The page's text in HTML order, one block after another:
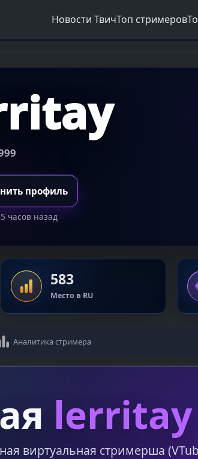
Новости ТвичТоп стримеров
профиль
часов назад
583
Место в RU
Аналитика стримера
lerritay
виртуальная стримерша